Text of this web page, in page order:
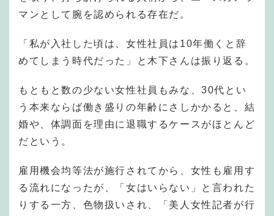
マンとして腕を認められる存在だ。
「私が入社した頃は、女性社員は10年働くと辞
めてしまう時代だった」と木下さんは振り返る。
もともと数の少ない女性社員もみな、30代とい
う本来ならば働き盛りの年齢にさしかかると、結
婚や、体調面を理由に退職するケースがほとんど
だという。
雇用機会均等法が施行されてから、女性も雇用す
る流れになったが、「女はいらない」と言われた
りする一方、色物扱いされ、「美人女性記者が行